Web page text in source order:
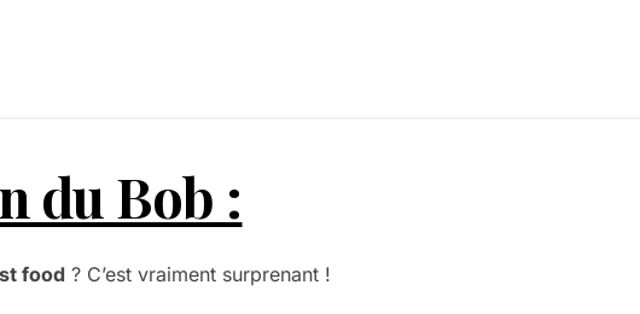
du Bob :
food ? C’est vraiment surprenant !